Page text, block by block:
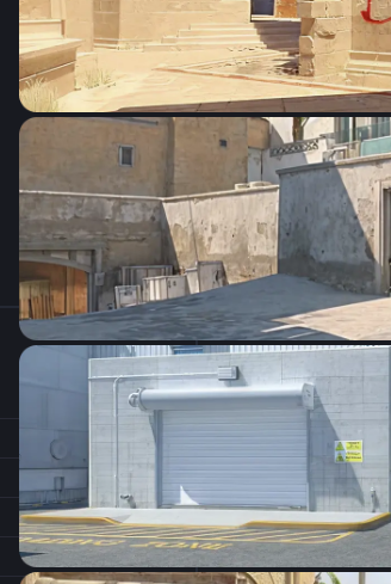
CSGO-9ocFR-yJDuQ-VenJc-fiqpM-
400
1.5
6/11
Разрешение
Соотношение
Формат
Частота